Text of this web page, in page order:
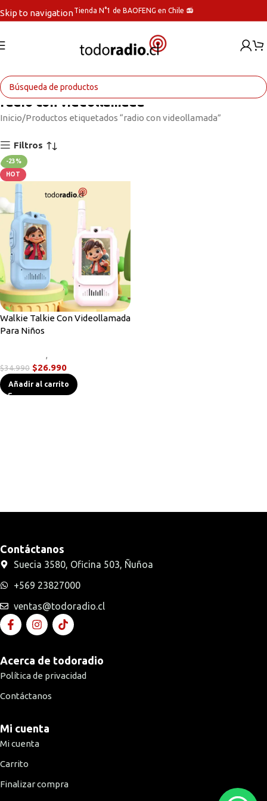
Skip to navigationTienda N°1 de BAOFENG en Chile 📻
radio con videollamada
Inicio Productos etiquetados “radio con videollamada”
Filtros
-23%
HOT
Walkie Talkie Con Videollamada
Para Niños
,
$34.990 $26.990
Añadir al carrito
Contáctanos
Suecia 3580, Oficina 503, Ñuñoa
+569 23827000
ventas@todoradio.cl
Acerca de todoradio
Política de privacidad
Contáctanos
Mi cuenta
Mi cuenta
Carrito
Finalizar compra